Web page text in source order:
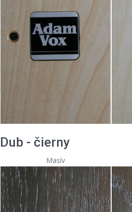
Dub - čierny
Masív